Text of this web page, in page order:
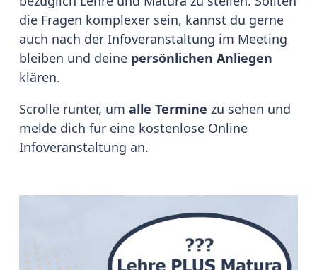
die Fragen komplexer sein, kannst du gerne
auch nach der Infoveranstaltung im Meeting
bleiben und deine persönlichen Anliegen
klären.
Scrolle runter, um alle Termine zu sehen und
melde dich für eine kostenlose Online
Infoveranstaltung an.